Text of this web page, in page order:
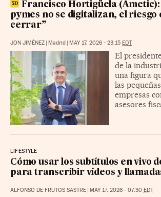
Francisco Hortigüela (Ametic):
pymes no se digitalizan, el riesgo
cerrar”
JON JIMÉNEZ | Madrid | MAY 17, 2026 - 23:15 EDT
El
de la
una figura
las
empresas
asesores
LIFESTYLE
Cómo usar los subtítulos en vivo
para transcribir vídeos y
ALFONSO DE FRUTOS SASTRE | MAY 17, 2026 - 07:30 EDT